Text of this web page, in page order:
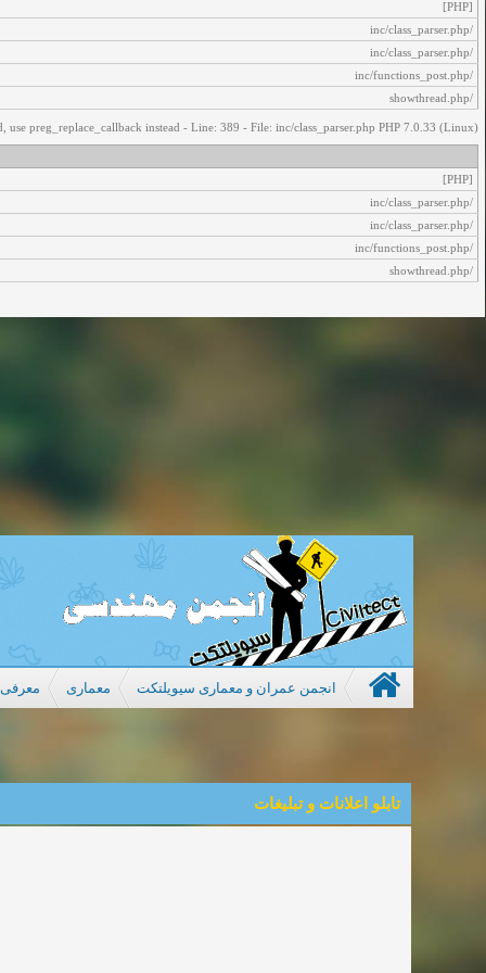
[PHP]
/inc/class_parser.php
/inc/class_parser.php
/inc/functions_post.php
/showthread.php
preg_replace_callback instead - Line: 389 - File: inc/class_parser.php PHP 7.0.33 (Linux)
[PHP]
/inc/class_parser.php
/inc/class_parser.php
/inc/functions_post.php
/showthread.php
انجمن عمران و معماری سیویلتکت معماری معرفی
تابلو اعلانات و تبلیغات